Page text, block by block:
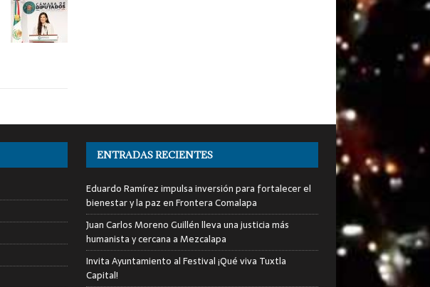
ENTRADAS RECIENTES
Eduardo Ramírez impulsa inversión para fortalecer el
bienestar y la paz en Frontera Comalapa
Juan Carlos Moreno Guillén lleva una justicia más
humanista y cercana a Mezcalapa
Invita Ayuntamiento al Festival ¡Qué viva Tuxtla
Capital!